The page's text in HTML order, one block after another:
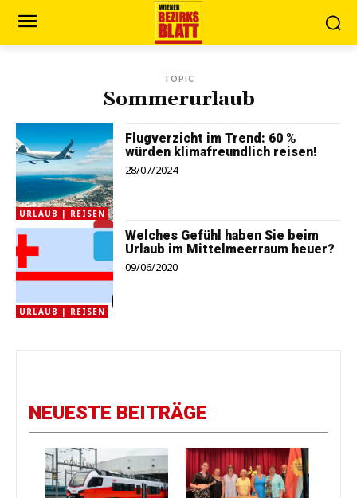
TOPIC
Sommerurlaub
URLAUB | REISEN
Flugverzicht im Trend: 60 %
würden klimafreundlich reisen!
28/07/2024
URLAUB | REISEN
Welches Gefühl haben Sie beim
Urlaub im Mittelmeerraum heuer?
09/06/2020
NEUESTE BEITRÄGE